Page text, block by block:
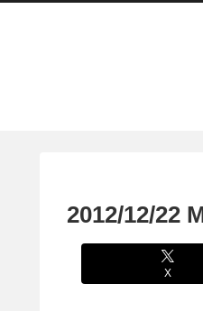
2012/12/22
X